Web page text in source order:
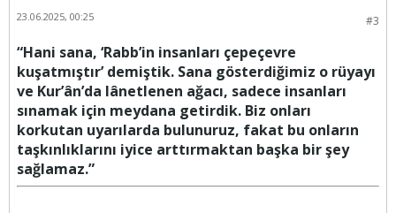
#3
23.06.2025, 00:25
“Hani sana, ‘Rabb’in insanları çepeçevre
kuşatmıştır’ demiştik. Sana gösterdiğimiz o rüyayı
ve Kur’ân’da lânetlenen ağacı, sadece insanları
sınamak için meydana getirdik. Biz onları
korkutan uyarılarda bulunuruz, fakat bu onların
taşkınlıklarını iyice arttırmaktan başka bir şey
sağlamaz.”